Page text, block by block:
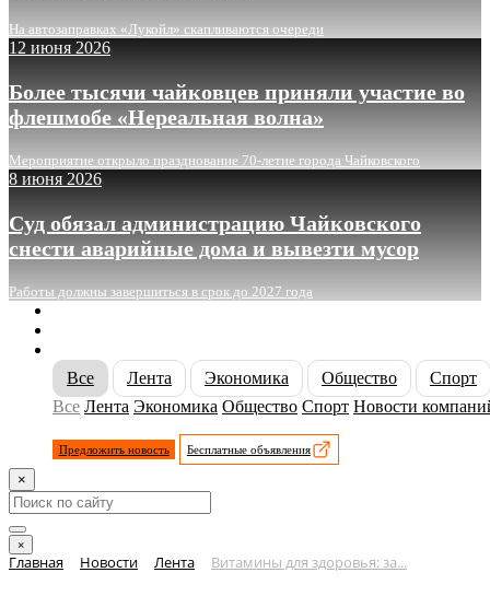
На автозаправках «Лукойл» скапливаются очереди
12 июня 2026
Более тысячи чайковцев приняли участие во
флешмобе «Нереальная волна»
Мероприятие открыло празднование 70-летие города Чайковского
8 июня 2026
Суд обязал администрацию Чайковского
снести аварийные дома и вывезти мусор
Работы должны завершиться в срок до 2027 года
Все
Лента Экономика Общество
Спорт
Все Лента Экономика Общество Спорт Новости
Предложить новость Бесплатные объявления
×
×
Главная Новости Лента Витамины для здоровья: за...